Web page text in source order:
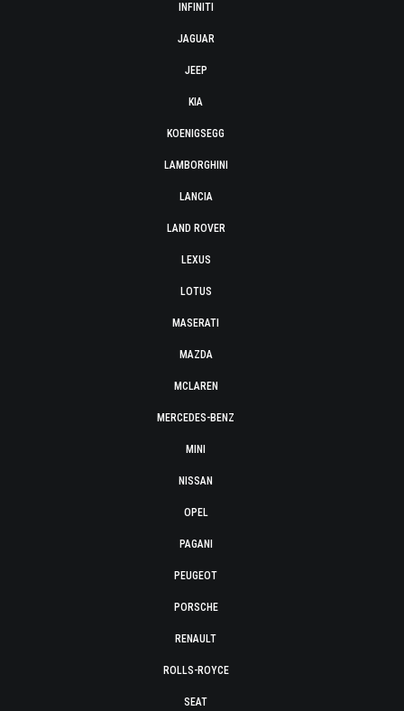
INFINITI
JAGUAR
JEEP
KIA
KOENIGSEGG
LAMBORGHINI
LANCIA
LAND ROVER
LEXUS
LOTUS
MASERATI
MAZDA
MCLAREN
MERCEDES-BENZ
MINI
NISSAN
OPEL
PAGANI
PEUGEOT
PORSCHE
RENAULT
ROLLS-ROYCE
SEAT